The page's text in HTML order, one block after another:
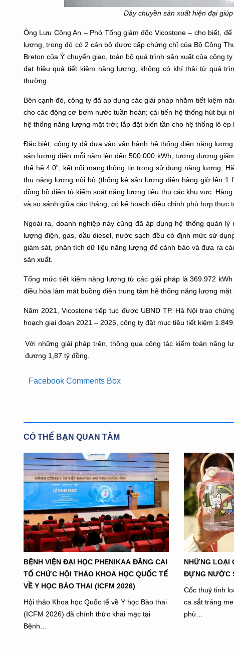
Dây chuyền sản xuất hiện đại
Ông Lưu Công An – Phó Tổng giám đốc Vicostone – cho biết,
lượng, trong đó có 2 cán bộ được cấp chứng chỉ của Bộ Công
Breton của Ý chuyển giao, toàn bộ quá trình sản xuất của công
đạt hiệu quả tiết kiệm năng lượng, không có khí thải từ quá
thường.
Bên cạnh đó, công ty đã áp dụng các giải pháp nhằm tiết kiệm
cho các động cơ bơm nước tuần hoàn; cải tiến hệ thống hút bụi
hệ thống năng lượng mặt trời; lắp đặt biến tần cho hệ thống lô
Đặc biệt, công ty đã đưa vào vận hành hệ thống điện năng
sản lượng điện mỗi năm lên đến 500.000 kWh, tương đương
thế hệ 4.0”, kết nối mạng thông tin trong sử dụng năng lượng.
thụ năng lượng nội bộ (thống kê sản lượng điện hàng giờ lên 1
đồng hồ điện tử kiểm soát năng lượng tiêu thụ các khu vực.
và so sánh giữa các tháng, có kế hoạch điều chỉnh phù hợp thực
Ngoài ra, doanh nghiệp này cũng đã áp dụng hệ thống quản
lượng điện, gas, dầu diesel, nước sạch đều có định mức sử
giám sát, phân tích dữ liệu năng lượng để cảnh báo và đưa ra
sản xuất.
Tổng mức tiết kiệm năng lượng từ các giải pháp là 369.972
điều hòa làm mát buồng điện trung tâm hệ thống năng lượng mặt
Năm 2021, Vicostone tiếp tục được UBND TP. Hà Nội trao
hoạch giai đoạn 2021 – 2025, công ty đặt mục tiêu tiết kiệm
Với những giải pháp trên, thông qua công tác kiểm toán năng
đương 1,87 tỷ đồng.
Facebook Comments Box
CÓ THỂ BẠN QUAN TÂM
BỆNH VIỆN ĐẠI HỌC PHENIKAA ĐĂNG CAI
TỔ CHỨC HỘI THẢO KHOA HỌC QUỐC TẾ
VỀ Y HỌC BÀO THAI (ICFM 2026)
Hội thảo Khoa học Quốc tế về Y học Bào thai
(ICFM 2026) đã chính thức khai mạc tại
Bệnh…
NHỮNG LOẠI
ĐỰNG NƯỚC
Cốc thuỷ tinh
ca sắt tráng
phù…